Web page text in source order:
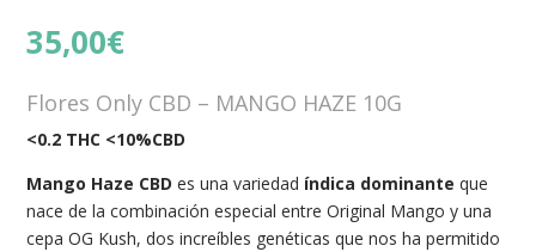
35,00€
Flores Only CBD – MANGO HAZE 10G
<0.2 THC <10%CBD
Mango Haze CBD es una variedad índica dominante que
nace de la combinación especial entre Original Mango y una
cepa OG Kush, dos increíbles genéticas que nos ha permitido